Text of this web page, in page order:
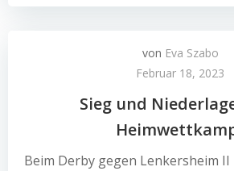
von Eva Szabo
Februar 18, 2023
Sieg und
Beim Derby gegen Lenkersheim